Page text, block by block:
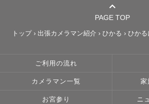
もし撮影場所を迷っている方は
おすすめをご案内いたします♡
🌻ひかるってこんな人！
カメラマンに変身します！
PAGE TOP
トップ › 出張カメラマン紹介 › ひかる › ひかる
ご利用の流れ
カメラマン一覧 家
お宮参り ニ